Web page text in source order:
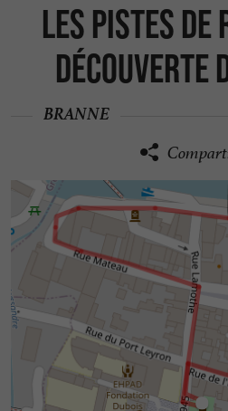
Les Pistes de
découverte
BRANNE